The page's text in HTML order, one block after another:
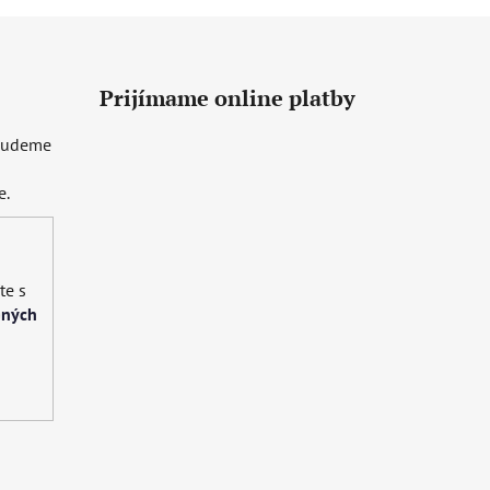
s
Prijímame online platby